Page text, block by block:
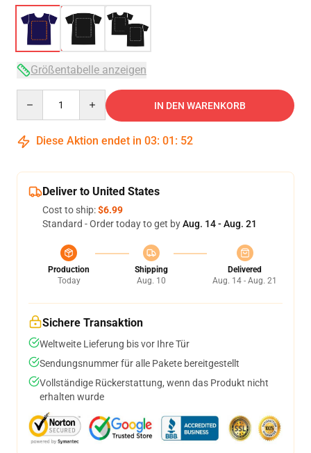
Größentabelle anzeigen
IN DEN WARENKORB
Diese Aktion endet in 03: 01 : 51
Deliver to United States
Cost to ship:$6.99
Standard - Order today to get byAug. 14 - Aug. 21
Production
Today
Shipping
Aug. 10
Delivered
Aug. 14 - Aug. 21
Sichere Transaktion
Weltweite Lieferung bis vor Ihre Tür
Sendungsnummer für alle Pakete bereitgestellt
Vollständige Rückerstattung, wenn das Produkt nicht
erhalten wurde